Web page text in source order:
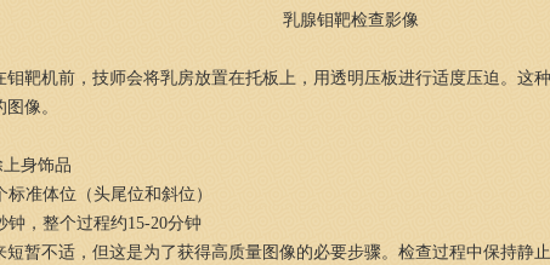
乳腺钼靶检查影像
钼靶机前，技师会将乳房放置在托板上，用透明压板进行适度压迫。这
图像。
身饰品
准体位（头尾位和斜位）
钟，整个过程约15-20分钟
短暂不适，但这是为了获得高质量图像的必要步骤。检查过程中保持静